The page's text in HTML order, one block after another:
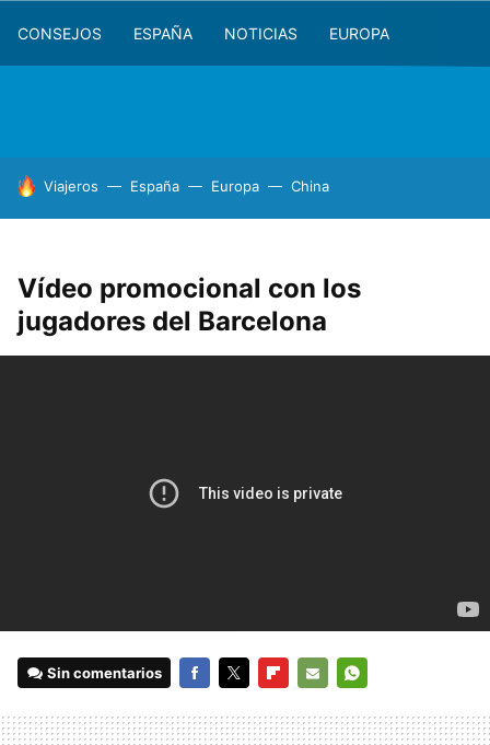
CONSEJOS ESPAÑA NOTICIAS EUROPA
HOY SE HABLA DE
Viajeros España Europa China
Vídeo promocional con los
jugadores del Barcelona
Sin comentarios
MAIL